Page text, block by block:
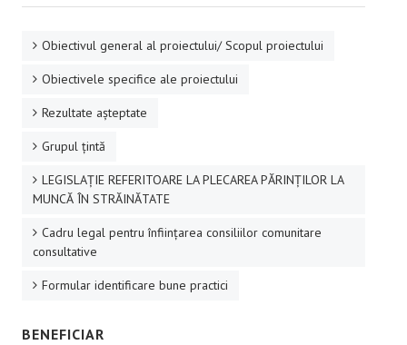
Obiectivul general al proiectului/ Scopul proiectului
Obiectivele specifice ale proiectului
Rezultate aşteptate
Grupul ţintă
LEGISLAȚIE REFERITOARE LA PLECAREA PĂRINȚILOR LA
MUNCĂ ÎN STRĂINĂTATE
Cadru legal pentru înființarea consiliilor comunitare
consultative
Formular identificare bune practici
BENEFICIAR